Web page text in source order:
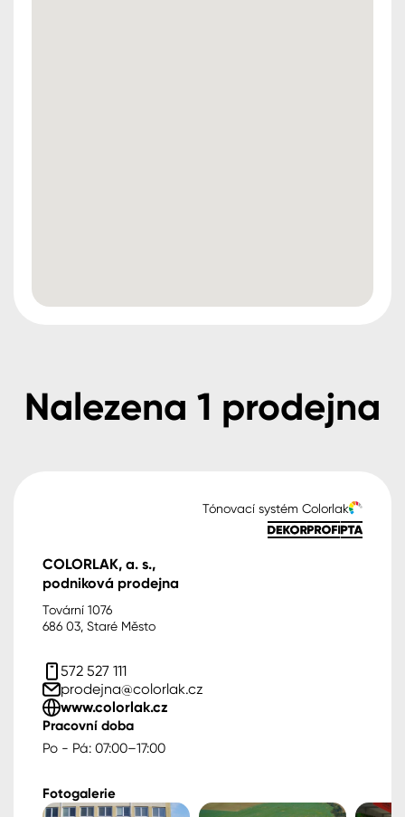
Nalezena 1 prodejna
COLORLAK, a. s.,
podniková prodejna
Tovární 1076
686 03, Staré Město
Tónovací systém Colorlak
572 527 111
prodejna@colorlak.cz
www.colorlak.cz
Pracovní doba
Po - Pá: 07:00–17:00
Fotogalerie